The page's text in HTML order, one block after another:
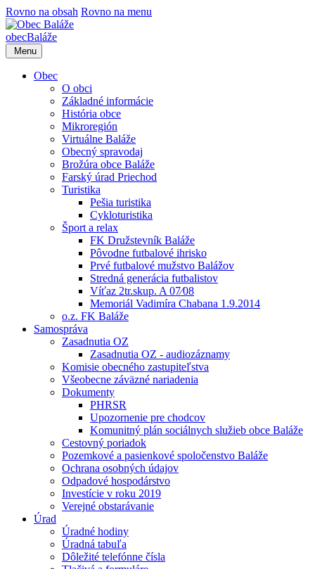
Rovno na obsah Rovno na menu
obecBaláže
Menu
Obec
O obci
Základné informácie
História obce
Mikroregión
Virtuálne Baláže
Obecný spravodaj
Brožúra obce Baláže
Farský úrad Priechod
Turistika
Pešia turistika
Cykloturistika
Šport a relax
FK Družstevník Baláže
Pôvodne futbalové ihrisko
Prvé futbalové mužstvo Balážov
Stredná generácia futbalistov
Víťaz 2tr.skup. A 07⁄08
Memoriál Vadimíra Chabana 1.9.2014
o.z. FK Baláže
Samospráva
Zasadnutia OZ
Zasadnutia OZ - audiozáznamy
Komisie obecného zastupiteľstva
Všeobecne záväzné nariadenia
Dokumenty
PHRSR
Upozornenie pre chodcov
Komunitný plán sociálnych služieb obce Baláže
Cestovný poriadok
Pozemkové a pasienkové spoločenstvo Baláže
Ochrana osobných údajov
Odpadové hospodárstvo
Investície v roku 2019
Verejné obstarávanie
Úrad
Úradné hodiny
Úradná tabuľa
Dôležité telefónne čísla